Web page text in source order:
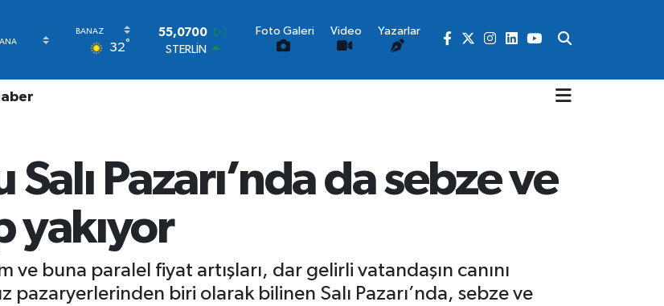
32°
STERLİN
64,2438
0.21
6518.23 0.39
47,5986
0.06
55,0700
Foto Galeri Video Yazarlar
Salı Pazarı’nda da sebze ve
yakıyor
buna paralel fiyat artışları, dar gelirli vatandaşın canını
pazaryerlerinden biri olarak bilinen Salı Pazarı’nda, sebze ve